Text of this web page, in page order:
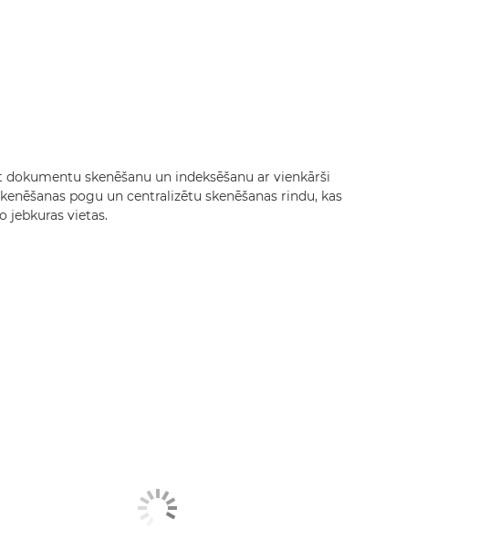
skenēšanu un indeksēšanu ar vienkārši
pogu un centralizētu skenēšanas rindu, kas
jebkuras vietas.